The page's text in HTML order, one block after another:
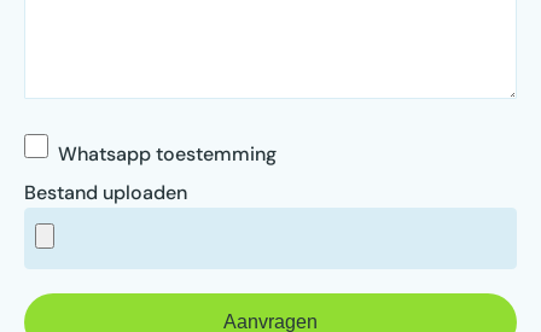
Whatsapp toestemming
Bestand uploaden